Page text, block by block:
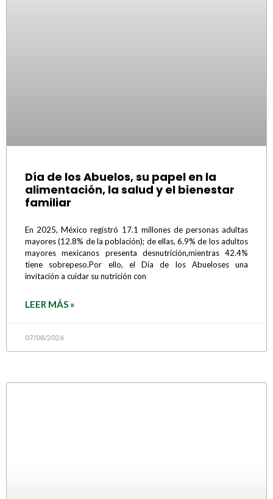
Día de los Abuelos, su papel en la
alimentación, la salud y el bienestar
familiar
En 2025, México registró 17.1 millones de personas adultas
mayores (12.8% de la población); de ellas, 6.9% de los adultos
mayores mexicanos presenta desnutrición,mientras 42.4%
tiene sobrepeso.Por ello, el Día de los Abueloses una
invitación a cuidar su nutrición con
LEER MÁS »
07/08/2026